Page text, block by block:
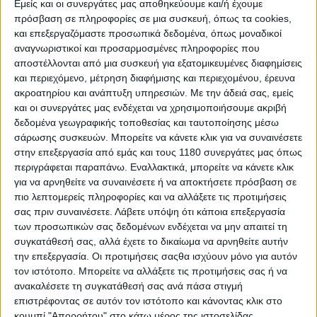
Εμείς και οι συνεργάτες μας αποθηκεύουμε και/ή έχουμε
πρόσβαση σε πληροφορίες σε μια συσκευή, όπως τα cookies,
και επεξεργαζόμαστε προσωπικά δεδομένα, όπως μοναδικοί
αναγνωριστικοί και προσαρμοσμένες πληροφορίες που
αποστέλλονται από μια συσκευή για εξατομικευμένες διαφημίσεις
και περιεχόμενο, μέτρηση διαφήμισης και περιεχομένου, έρευνα
ακροατηρίου και ανάπτυξη υπηρεσιών. Με την άδειά σας, εμείς
και οι συνεργάτες μας ενδέχεται να χρησιμοποιήσουμε ακριβή
δεδομένα γεωγραφικής τοποθεσίας και ταυτοποίησης μέσω
σάρωσης συσκευών. Μπορείτε να κάνετε κλικ για να συναινέσετε
στην επεξεργασία από εμάς και τους 1180 συνεργάτες μας όπως
περιγράφεται παραπάνω. Εναλλακτικά, μπορείτε να κάνετε κλικ
για να αρνηθείτε να συναινέσετε ή να αποκτήσετε πρόσβαση σε
πιο λεπτομερείς πληροφορίες και να αλλάξετε τις προτιμήσεις
σας πριν συναινέσετε. Λάβετε υπόψη ότι κάποια επεξεργασία
των προσωπικών σας δεδομένων ενδέχεται να μην απαιτεί τη
συγκατάθεσή σας, αλλά έχετε το δικαίωμα να αρνηθείτε αυτήν
την επεξεργασία. Οι προτιμήσεις σαςθα ισχύουν μόνο για αυτόν
τον ιστότοπο. Μπορείτε να αλλάξετε τις προτιμήσεις σας ή να
ανακαλέσετε τη συγκατάθεσή σας ανά πάσα στιγμή
επιστρέφοντας σε αυτόν τον ιστότοπο και κάνοντας κλικ στο
Υπόλοιπα πρωταθλήματα 10/6/2026
Suzuki Moto Greece - Ισχυρή παρουσία και βάθρο
στο Hellas Rally 2026
Για επτά ημέρες και περίπου 1.750 χιλιόμετρα απαιτητικών
διαδρομών, η ομάδα βρέθηκε αντιμέτωπη με κάθε είδους
πρόκληση που μπορεί να προσφέρει ένας αγώνας αυτού του
επιπέδου. Με σωστή προετοιμασία, ομ...
Υπόλοιπα πρωταθλήματα
Olympia Rally, 2η Ημέρα: Πρώτος ο Ferdinand Kreidl,
δεύτερος ο Σεβαστόπουλος [Photos]
Η 2η ημέρα του Olympia Rally 2026 προσέφερε μία από τις πιο
απαιτητικές προκλήσεις του αγώνα, με την...
Υπόλοιπα πρωταθλήματα
Olympia Rally, 1η Ημέρα: Δυναμική εκκίνηση με
απαιτητική διαδρομή και πρωτιά Καράμπελα